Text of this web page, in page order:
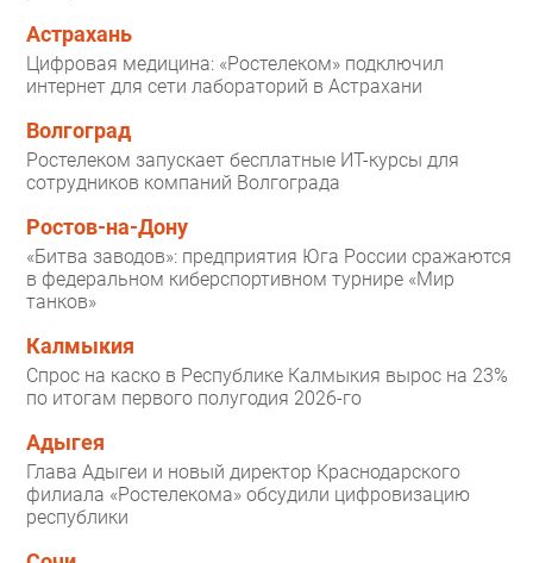
Астрахань
Цифровая медицина: «Ростелеком» подключил
интернет для сети лабораторий в Астрахани
Волгоград
Ростелеком запускает бесплатные ИТ-курсы для
сотрудников компаний Волгограда
Ростов-на-Дону
«Битва заводов»: предприятия Юга России сражаются
в федеральном киберспортивном турнире «Мир
танков»
Калмыкия
Спрос на каско в Республике Калмыкия вырос на 23%
по итогам первого полугодия 2026-го
Адыгея
Глава Адыгеи и новый директор Краснодарского
филиала «Ростелекома» обсудили цифровизацию
республики